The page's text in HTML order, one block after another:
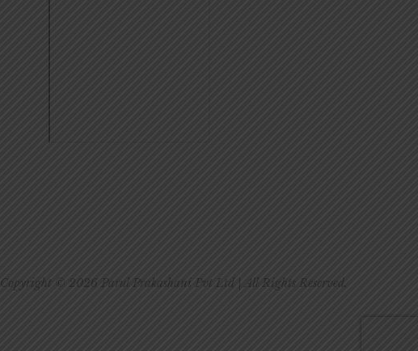
Copyright © 2026 Parul Prakashani Pvt Ltd | All Rights Reserved.